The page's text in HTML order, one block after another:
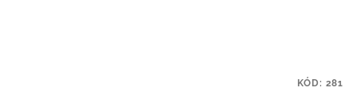
KÓD: 281